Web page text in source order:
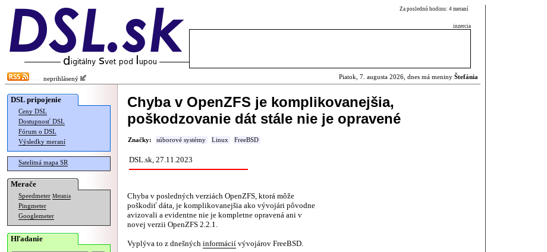
Za poslednú hodinu: 4 meraní
inzercia
neprihlásený Piatok, 7. augusta 2026, dnes má meniny Štefánia
DSL pripojenie
Ceny DSL
Dostupnosť DSL
Fórum o DSL
Výsledky meraní
Satelitná mapa SR
Merače
Speedmeter Merania
Pingmeter
Googlemeter
Hľadanie
Chyba v OpenZFS je komplikovanejšia,
poškodzovanie dát stále nie je opravené
Značky: súborové systémy Linux FreeBSD
DSL.sk, 27.11.2023
Chyba v posledných verziách OpenZFS, ktorá môže
poškodiť dáta, je komplikovanejšia ako vývojári pôvodne
avizovali a evidentne nie je kompletne opravená ani v
novej verzii OpenZFS 2.2.1.
Vyplýva to z dnešných informácií vývojárov FreeBSD.